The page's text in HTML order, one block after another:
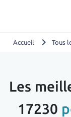
Accueil chevron_right Tous
Les
17230